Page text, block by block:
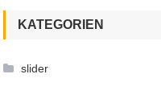
KATEGORIEN
slider